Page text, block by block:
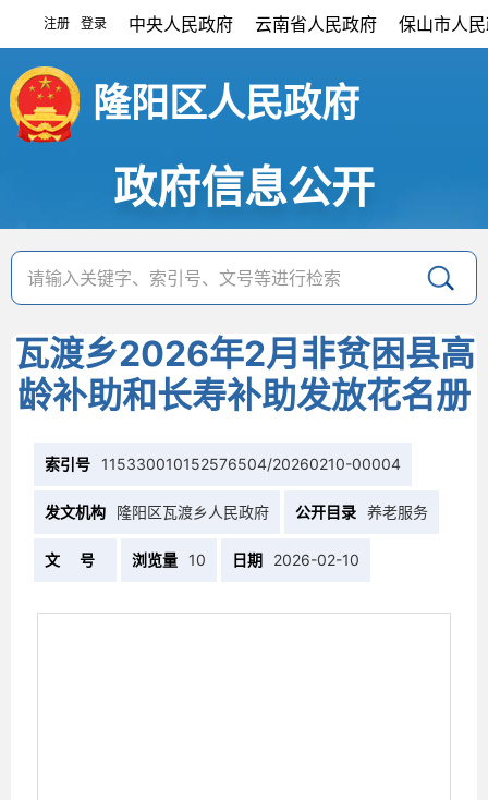
注册 登录 中央人民政府 云南省人民政府 保山市人
隆阳区人民政府
政府信息公开
瓦渡乡2026年2月非贫困县高
龄补助和长寿补助发放花名册
索引号 115330010152576504/20260210-00004
发文机构 隆阳区瓦渡乡人民政府 公开目录 养老服务
文 号 浏览量 10 日期 2026-02-10